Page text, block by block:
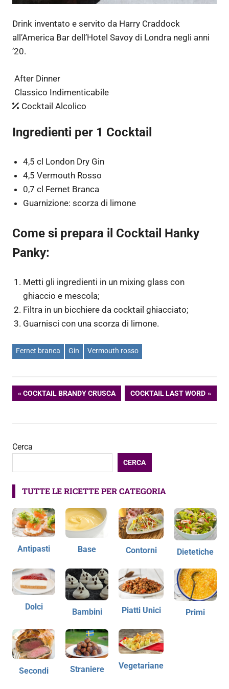
Drink inventato e servito da Harry Craddock
all’America Bar dell’Hotel Savoy di Londra negli anni
’20.
After Dinner
Classico Indimenticabile
Cocktail Alcolico
Ingredienti per 1 Cocktail
4,5 cl London Dry Gin
4,5 Vermouth Rosso
0,7 cl Fernet Branca
Guarnizione: scorza di limone
Come si prepara il Cocktail Hanky
Panky:
Metti gli ingredienti in un mixing glass con
ghiaccio e mescola;
Filtra in un bicchiere da cocktail ghiacciato;
Guarnisci con una scorza di limone.
Fernet branca Gin Vermouth rosso
Navigazione
ARTICOLO
COCKTAIL BRANDY CRUSCA
ARTICOLO
COCKTAIL LAST WORD
Cerca
CERCA
TUTTE LE RICETTE PER CATEGORIA
Antipasti Base Contorni Dietetiche
Dolci
Bambini Piatti Unici Primi
Secondi Straniere Vegetariane